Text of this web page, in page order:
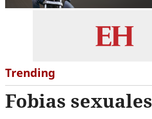
Trending
Fobias sexuales